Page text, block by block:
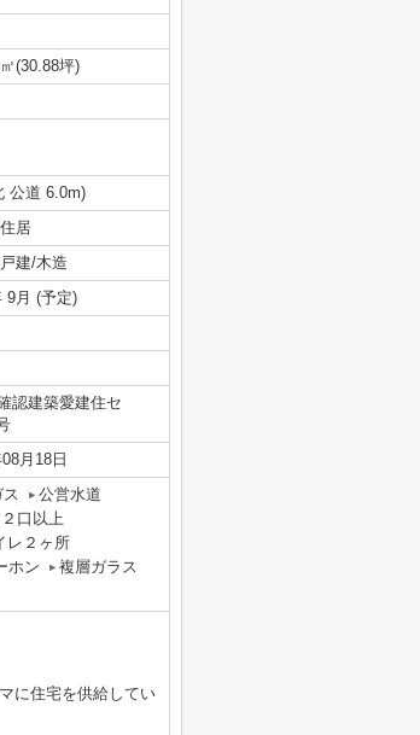
(30.88坪)
公道 6.0m)
居
建/木造
9月 (予定)
認建築愛建住セ
月18日
公営水道
口以上
レ２ヶ所
ホン
複層ガラス
に住宅を供給してい